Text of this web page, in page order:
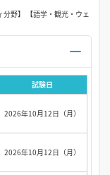
分野】 【語学・観光・ウェ
試験日
2026年10月12日（月）
2026年10月12日（月）